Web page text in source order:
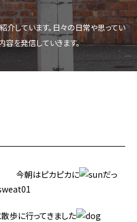
介しています。日々の日常や思ってい
を発信していきます。
今朝はピカピカに
だっ
歩に行ってきました